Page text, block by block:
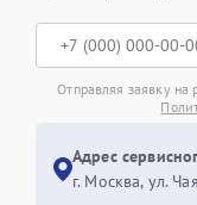
Отправляя заявку на
Адрес
г. Москва, ул.